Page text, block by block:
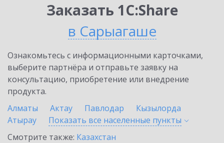
Заказать 1С:Share
в Сарыагаше
Ознакомьтесь с информационными карточками,
выберите партнёра и отправьте заявку на
консультацию, приобретение или внедрение
продукта.
Алматы
Актау Павлодар
Кызылорда
Атырау
Показать все населенные пункты
Смотрите также: Казахстан